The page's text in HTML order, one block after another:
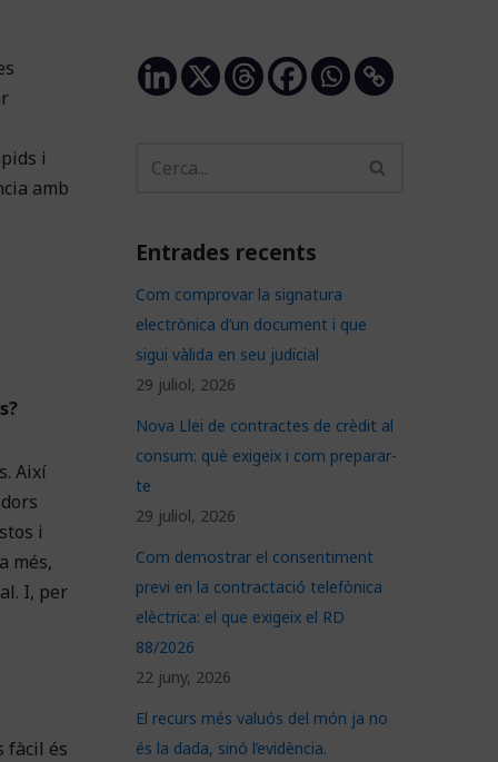
i
amb
Així
i
més,
I, per
fàcil és
Entrades recents
Com comprovar la signatura
electrònica d’un document i que
sigui vàlida en seu judicial
29 juliol, 2026
Nova Llei de contractes de crèdit al
consum: què exigeix i com preparar-
te
29 juliol, 2026
Com demostrar el consentiment
previ en la contractació telefònica
elèctrica: el que exigeix el RD
88/2026
22 juny, 2026
El recurs més valuós del món ja no
és la dada, sinó l’evidència.